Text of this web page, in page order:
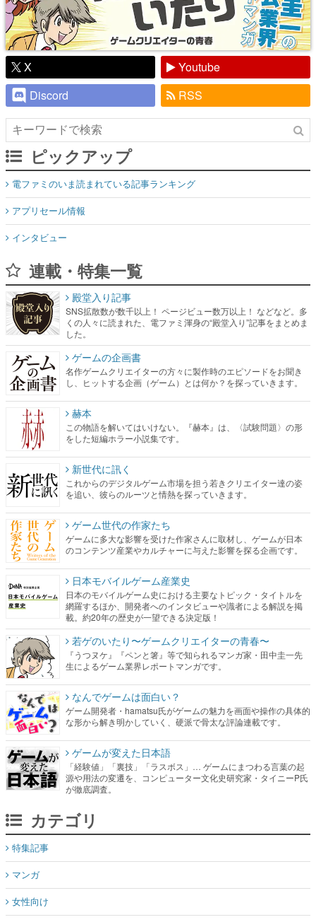
X
Youtube
Discord
RSS
ピックアップ
電ファミのいま読まれている記事ランキング
アプリセール情報
インタビュー
連載・特集一覧
くの人々に読まれた、電ファミ渾身の“殿堂入り”記事をまとめま
した。
ゲームの企画書
名作ゲームクリエイターの方々に製作時のエピソードをお聞き
し、ヒットする企画（ゲーム）とは何か？を探っていきます。
赫本
この物語を解いてはいけない。『赫本』は、〈試験問題〉の形
をした短編ホラー小説集です。
新世代に訊く
これからのデジタルゲーム市場を担う若きクリエイター達の姿
を追い、彼らのルーツと情熱を探っていきます。
ゲーム世代の作家たち
ゲームに多大な影響を受けた作家さんに取材し、ゲームが日本
のコンテンツ産業やカルチャーに与えた影響を探る企画です。
日本モバイルゲーム産業史
日本のモバイルゲーム史における主要なトピック・タイトルを
網羅するほか、開発者へのインタビューや識者による解説を掲
若ゲのいたり〜ゲームクリエイターの青春〜
『うつヌケ』『ペンと箸』等で知られるマンガ家・田中圭一先
生によるゲーム業界レポートマンガです。
なんでゲームは面白い？
ゲーム開発者・hamatsu氏がゲームの魅力を画面や操作の具体的
な形から解き明かしていく、硬派で骨太な評論連載です。
ゲームが変えた日本語
「経験値」「裏技」「ラスボス」… ゲームにまつわる言葉の起
源や用法の変遷を、コンピューター文化史研究家・タイニーP氏
カテゴリ
マンガ
女性向け
アプリレビュー
その他